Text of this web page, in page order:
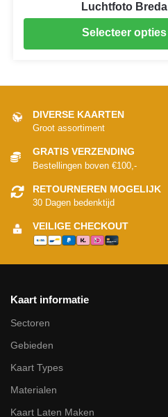
Luchtfoto Breda
Selecteer opties
DIVERSE KAARTEN
Groot assortiment
GRATIS VERZENDING
Bestellingen boven €100,-
RETOURNEREN MOGELIJK
30 Dagen bedenktijd
VEILIGE CHECKOUT
Kaart informatie
Sectoren
Gebieden
Kaart Types
Materialen
Kaart Laten Maken